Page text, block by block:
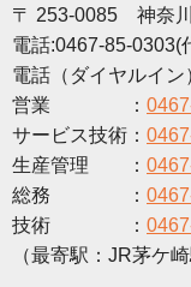
〒 253-0085 神奈
電話:0467-85-
電話（ダイヤルイン
営業 ：
サービス技術：
生産管理 ：
総務 ：
技術 ：
（最寄駅：JR茅ケ崎